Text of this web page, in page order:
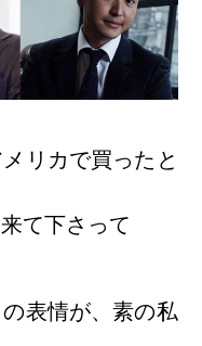
リカで買ったと
て下さって
表情が、素の私